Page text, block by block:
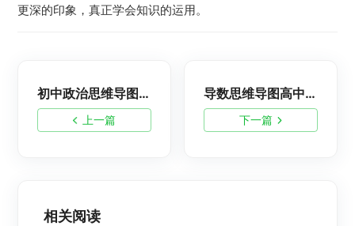
更深的印象，真正学会知识的运用。
上一篇
初中政治思维导图高清模板分享
下一篇
导数思维导图高中，简单漂亮的模板分享
相关阅读